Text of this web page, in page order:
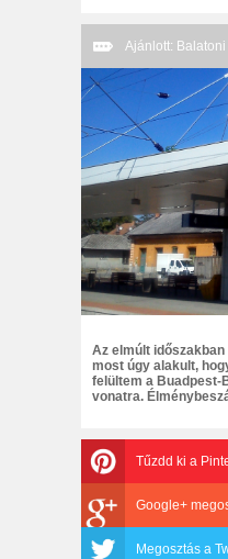
Ajánlott:
Az elmúlt
most úgy alakult,
felültem a Buadpest-
vonatra.
Tűzdd ki a
Google+
Megosztás a